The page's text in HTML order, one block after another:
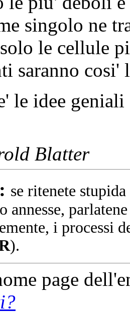
singolo ne
le cellule
saranno
le idee
Blatter
se ritenete
annesse,
i processi
).
page